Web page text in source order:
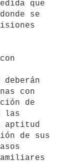
se
con
las
de sus